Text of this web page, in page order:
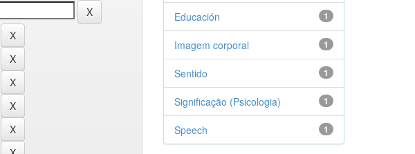
1
Educación
1
Imagem corporal
1
Sentido
1
Significação (Psicologia)
1
Speech